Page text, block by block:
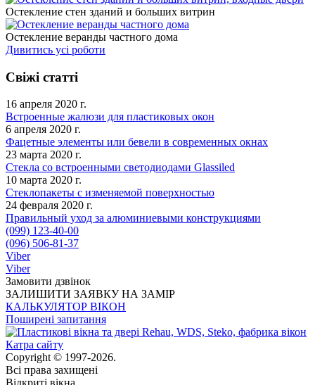
Остекление стен зданий и больших витрин
Остекление веранды частного дома
Дивитись усі роботи
Свіжі статті
16 апреля 2020 г.
Встроенные жалюзи для пластиковых окон
6 апреля 2020 г.
Фацетные элементы или бевели в современных окнах
23 марта 2020 г.
Стекла со встроенными светодиодами Glassiled
10 марта 2020 г.
Стеклопакеты с изменяемой поверхностью
24 февраля 2020 г.
Правильный уход за алюминиевыми конструкциями
(099) 123-40-00
(096) 506-81-37
Viber
Viber
Замовити дзвінок
ЗАЛИШИТИ ЗАЯВКУ НА ЗАМІР
КАЛЬКУЛЯТОР ВІКОН
Поширені запитання
Катра сайту
Copyright © 1997-2026.
Всі права захищені